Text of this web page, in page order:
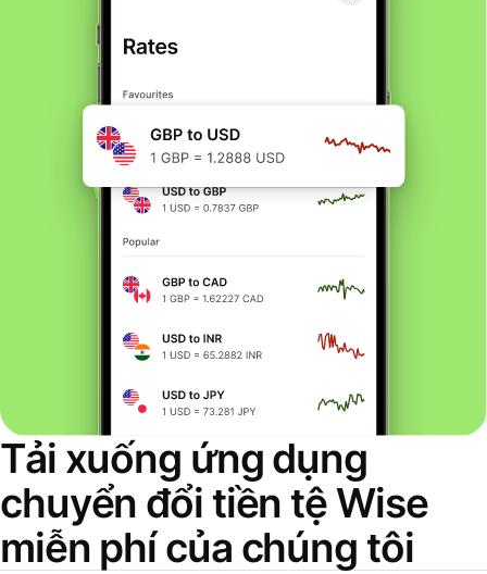
Tải xuống ứng dụng
chuyển đổi tiền tệ Wise
miễn phí của chúng tôi